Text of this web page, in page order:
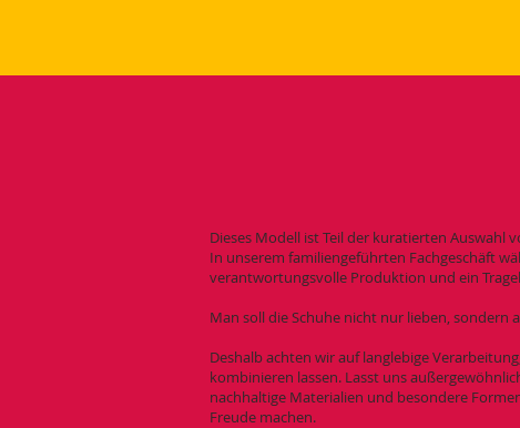
Dieses Modell ist Teil der kuratierten Auswahl
In unserem familiengeführten Fachgeschäft
verantwortungsvolle Produktion und ein
Man soll die Schuhe nicht nur lieben, sondern
Deshalb achten wir auf langlebige
kombinieren lassen. Lasst uns
nachhaltige Materialien und besondere
Freude machen.